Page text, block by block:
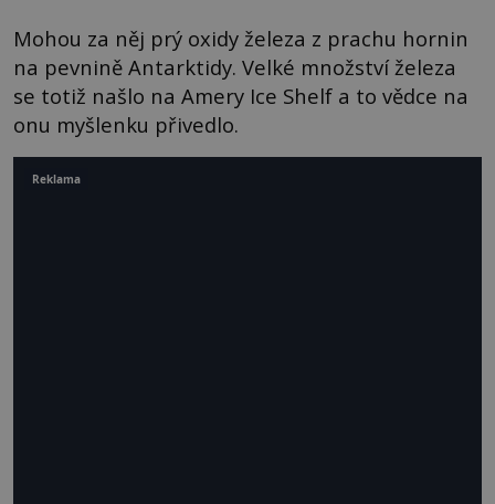
Mohou za něj prý oxidy železa z prachu hornin
na pevnině Antarktidy. Velké množství železa
se totiž našlo na Amery Ice Shelf a to vědce na
onu myšlenku přivedlo.
Reklama